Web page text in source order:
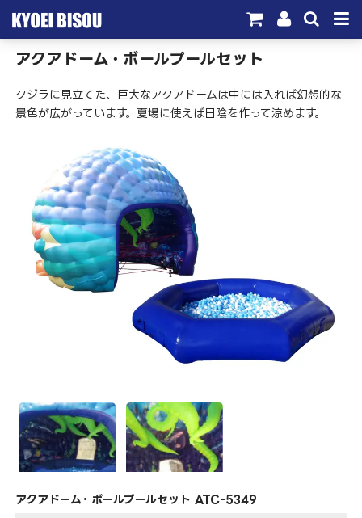
サービス
取引実績
会社概要
お問い合わせ
アクアドーム・ボールプールセット
クジラに見立てた、巨大なアクアドームは中には入れば幻想的な
景色が広がっています。夏場に使えば日陰を作って涼めます。
アクアドーム・ボールプールセット ATC-5349